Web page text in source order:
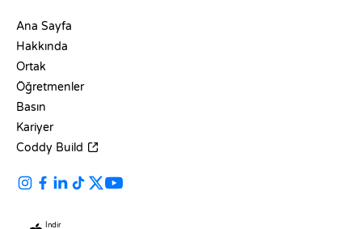
Ana Sayfa
Hakkında
Ortak
Öğretmenler
Basın
Kariyer
Coddy Build
İndir